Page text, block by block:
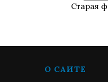
Старая
О САЙТЕ